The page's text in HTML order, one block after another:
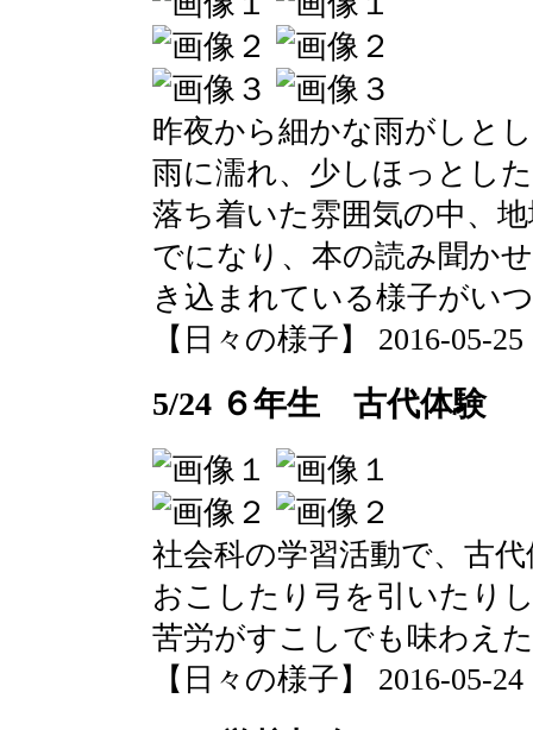
昨夜から細かな雨がしと
雨に濡れ、少しほっとし
落ち着いた雰囲気の中、
でになり、本の読み聞か
き込まれている様子がい
【日々の様子】 2016-05-
5/24 ６年生 古代体験
社会科の学習活動で、古
おこしたり弓を引いたり
苦労がすこしでも味わえ
【日々の様子】 2016-05-